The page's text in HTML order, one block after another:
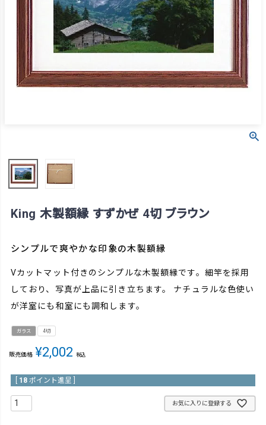
King 木製額縁 すずかぜ 4切 ブラウン
シンプルで爽やかな印象の木製額縁
Vカットマット付きのシンプルな木製額縁です。細竿を採用
しており、写真が上品に引き立ちます。 ナチュラルな色使い
が洋室にも和室にも調和します。
ガラス 4切
販売価格 ¥2,002 税込
18 ポイント進呈 ]
お気に入りに登録する